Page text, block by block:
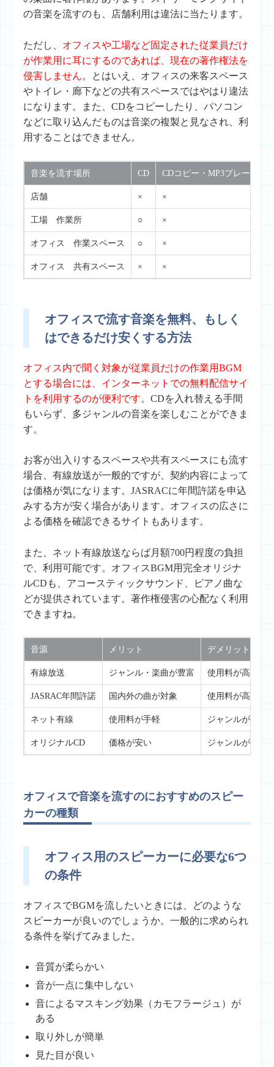
の音楽を流すのも、店舗利用は違法に当たります。
ただし、 オフィスや工場など固定された従業員だけ
が作業用に耳にするのであれば、現在の著作権法を
侵害しません。とはいえ、オフィスの来客スペース
やトイレ・廊下などの共有スペースではやはり違法
になります。また、CDをコピーしたり、パソコン
などに取り込んだものは音楽の複製と見なされ、利
用することはできません。
音楽を流す場所 CD CDコピー・MP3プレーヤー
店舗 × ×
工場 作業所 ○ ×
オフィス 作業スペース ○ ×
オフィス 共有スペース × ×
オフィスで流す音楽を無料、もしく
はできるだけ安くする方法
オフィス内で聞く対象が従業員だけの作業用BGM
とする場合には、インターネットでの無料配信サイ
トを利用するのが便利です。CDを入れ替える手間
もいらず、多ジャンルの音楽を楽しむことができま
す。
お客が出入りするスペースや共有スペースにも流す
場合、有線放送が一般的ですが、契約内容によって
は価格が気になります。JASRACに年間許諾を申込
みする方が安く場合があります。オフィスの広さに
よる価格を確認できるサイトもあります。
また、ネット有線放送ならば月額700円程度の負担
で、利用可能です。オフィスBGM用完全オリジナ
ルCDも、アコースティックサウンド、ピアノ曲な
どが提供されています。著作権侵害の心配なく利用
できますね。
音源 メリット デメリット
有線放送 ジャンル・楽曲が豊富 使用料が高い
JASRAC年間許諾 国内外の曲が対象 使用料が高い
ネット有線 使用料が手軽 ジャンルが狭い
オリジナルCD 価格が安い ジャンルが限ら
オフィスで音楽を流すのにおすすめのスピー
カーの種類
オフィス用のスピーカーに必要な6つ
の条件
オフィスでBGMを流したいときには、どのような
スピーカーが良いのでしょうか。一般的に求められ
る条件を挙げてみました。
音質が柔らかい
音が一点に集中しない
音によるマスキング効果（カモフラージュ）が
ある
取り外しが簡単
見た目が良い